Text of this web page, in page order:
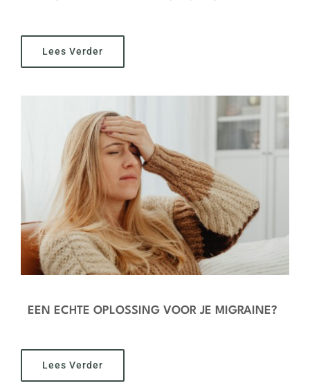
Lees Verder
EEN ECHTE OPLOSSING VOOR JE MIGRAINE?
Lees Verder